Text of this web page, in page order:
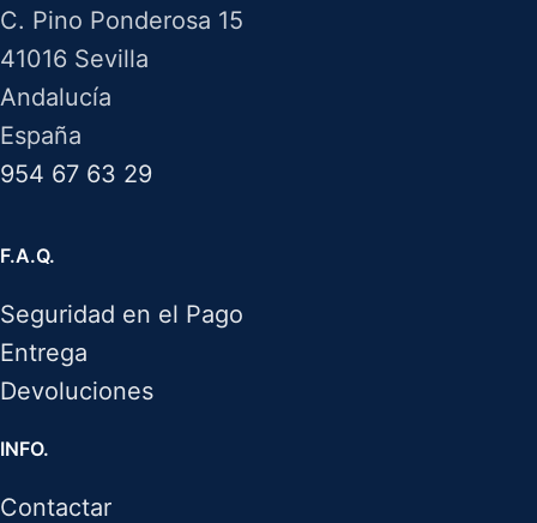
C. Pino Ponderosa 15
41016 Sevilla
Andalucía
España
954 67 63 29
F.A.Q.
Seguridad en el Pago
Entrega
Devoluciones
INFO.
Contactar